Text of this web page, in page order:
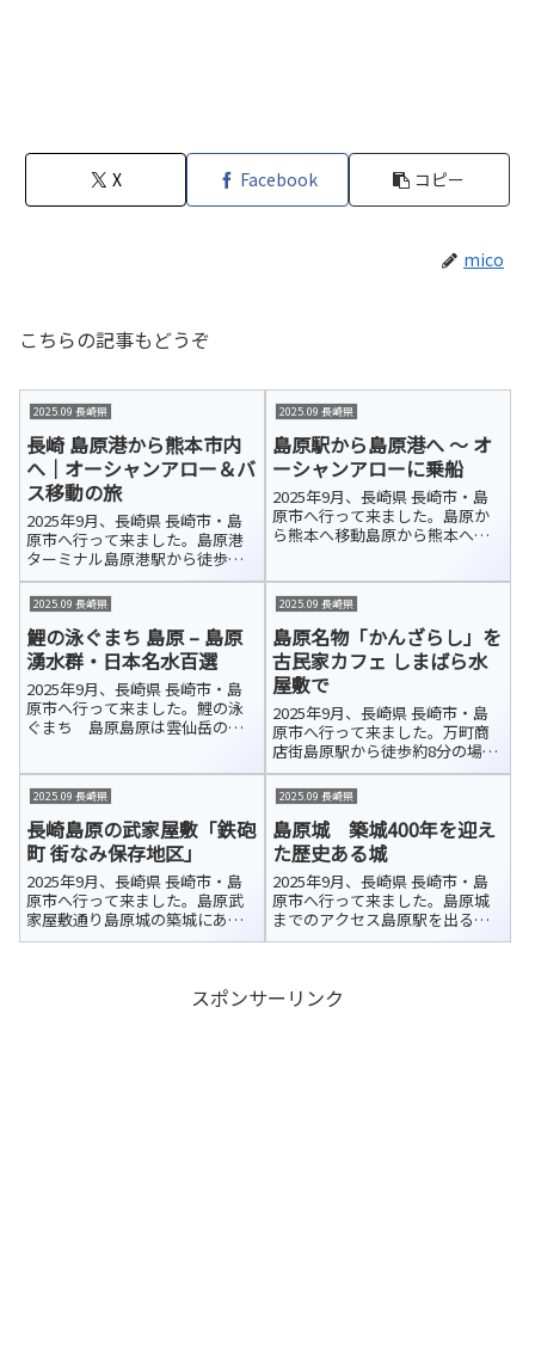
X Facebook コピー
mico
こちらの記事もどうぞ
2025.09 長崎県
長崎 島原港から熊本市内
へ｜オーシャンアロー＆バ
ス移動の旅
2025年9月、長崎県 長崎市・島
原市へ行って来ました。島原港
ターミナル島原港駅から徒歩で
島原港ターミナルに到着しまし
た。ここは、長崎県の島原と熊
本県の熊本を結ぶフェリーの発
着拠点です。九商フェリー（公
式HP／約60分）と熊本フェリー
（公式...
2025.09 長崎県
島原駅から島原港へ ～ オ
ーシャンアローに乗船
2025年9月、長崎県 長崎市・島
原市へ行って来ました。島原か
ら熊本へ移動島原から熊本へ向
は意外と時間がかかります。今
回は島原港から海を渡るフェリ
ーを利用して熊本へ行くことに
しました。便...
2025.09 長崎県
鯉の泳ぐまち 島原 – 島原
湧水群・日本名水百選
2025年9月、長崎県 長崎市・島
原市へ行って来ました。鯉の泳
ぐまち 島原島原は雲仙岳の伏
す。武家屋敷「鉄砲町 街なみ保
存地区」でも、その澄んだ水が
美しい水路となって町並みに溶
け込んで...
2025.09 長崎県
島原名物「かんざらし」を
古民家カフェ しまばら水
屋敷で
2025年9月、長崎県 長崎市・島
原市へ行って来ました。万町商
店街島原駅から徒歩約8分の場所
にある「万町商店街」アーケー
ドは、島原城の城下町として栄
え、「萬（よろず）あきない」
のまちとして親しまれてきた歴
史ある商店街です。しまばら水
屋敷「万...
2025.09 長崎県
長崎島原の武家屋敷「鉄砲
町 街なみ保存地区」
2025年9月、長崎県 長崎市・島
原市へ行って来ました。島原武
家屋敷通り島原城の築城にあわ
せて、城の西側外郭に扶持取70
丁・古丁・中ノ丁・下ノ丁・江
戸丁・新建といった街並みが形
2025.09 長崎県
島原城 築城400年を迎え
た歴史ある城
2025年9月、長崎県 長崎市・島
原市へ行って来ました。島原城
までのアクセス島原駅を出る
と、真正面に島原城が見えます。
ても迷わず向かうことができま
した。美しい島原城の姿を眺め
スポンサーリンク